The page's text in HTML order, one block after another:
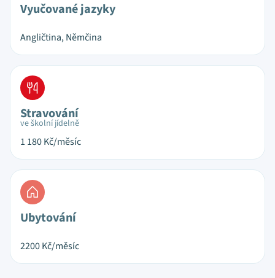
Vyučované jazyky
Angličtina, Němčina
Stravování
ve školní jídelně
1 180Kč/měsíc
Ubytování
2200Kč/měsíc